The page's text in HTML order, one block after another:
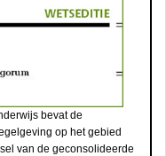
bevat de
op het gebied
van de geconsolideerde